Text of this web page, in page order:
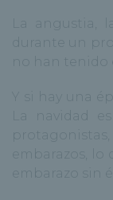
La angustia,
durante un
no han tenido
Y si hay una
La navidad
embarazos, lo
embarazo sin